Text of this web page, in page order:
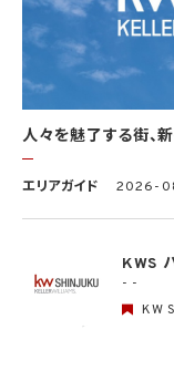
個人データの取扱いに係
取得、利用、保存、提供、
任務等について個人データ
組織的安全管理措置
1）個人データの取扱いに関
者及び当該従業者が取り扱
部の者による監査を実施
1）個人データの取扱いに
2）個人データについての
物理的安全管理措置
人々を魅了する街、
エリアガイド 2026-
KWS
- -
KW